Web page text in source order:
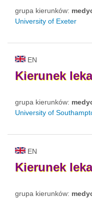
grupa kierunków:
University of Exeter
EN
Kierunek
grupa kierunków:
University of
EN
Kierunek
grupa kierunków: